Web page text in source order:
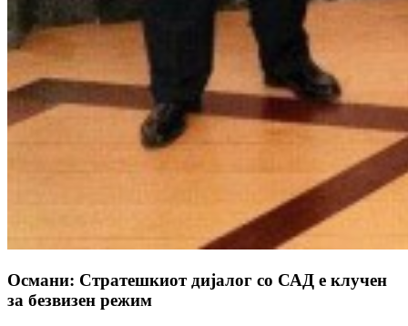
Османи: Стратешкиот дијалог со САД е клучен
за безвизен режим